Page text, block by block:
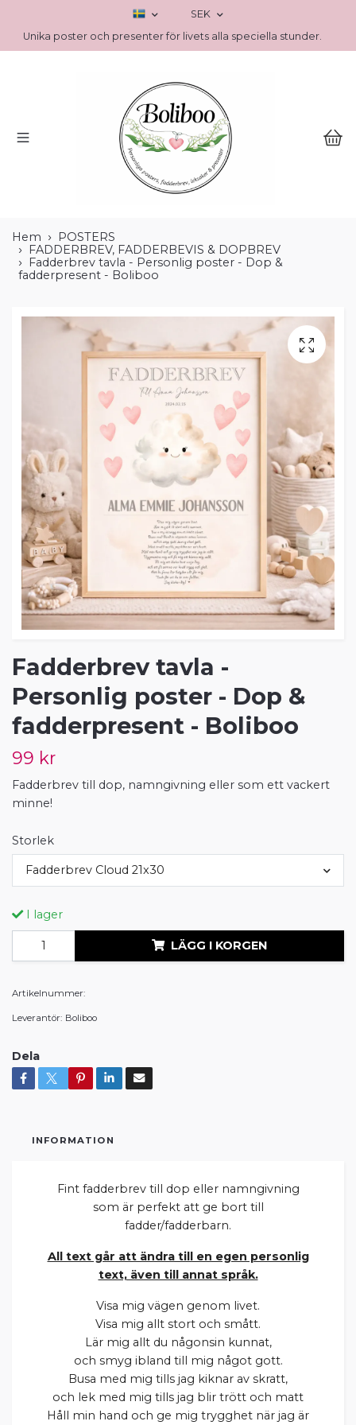
SEK
Unika poster och presenter för livets alla speciella stunder.
Hem
POSTERS
FADDERBREV, FADDERBEVIS & DOPBREV
Fadderbrev tavla - Personlig poster - Dop &
fadderpresent - Boliboo
Fadderbrev tavla -
Personlig poster - Dop &
fadderpresent - Boliboo
99 kr
Fadderbrev till dop, namngivning eller som ett vackert
minne!
Storlek
Fadderbrev Cloud 21x30
I lager
LÄGG I KORGEN
Artikelnummer:
Leverantör: Boliboo
Dela
INFORMATION
Fint fadderbrev till dop eller namngivning
som är perfekt att ge bort till
fadder/fadderbarn.
All text går att ändra till en egen personlig
text, även till annat språk.
Visa mig vägen genom livet.
Visa mig allt stort och smått.
Lär mig allt du någonsin kunnat,
och smyg ibland till mig något gott.
Busa med mig tills jag kiknar av skratt,
och lek med mig tills jag blir trött och matt
Håll min hand och ge mig trygghet när jag är